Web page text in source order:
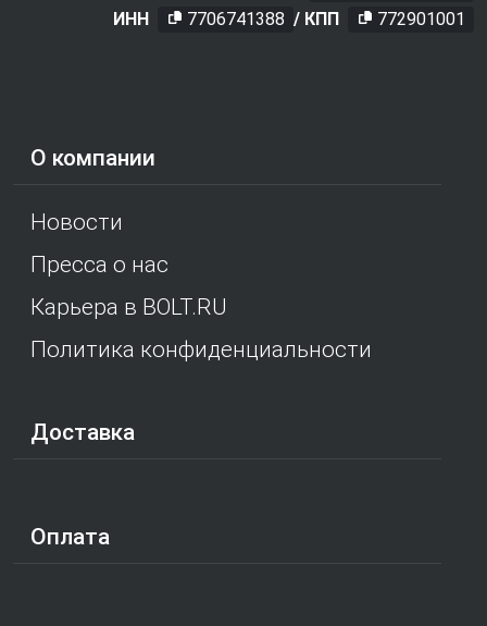
О компании
Новости
Пресса о нас
Карьера в BOLT.RU
Политика конфиденциальности
Доставка
Оплата
ИНН
7706741388 / КПП 772901001